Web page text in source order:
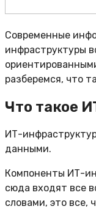
Современные
инфраструктуры
разберемся, что
Что такое
ИТ-
данными.
Компоненты ИТ-
сюда входят все
словами, это все,